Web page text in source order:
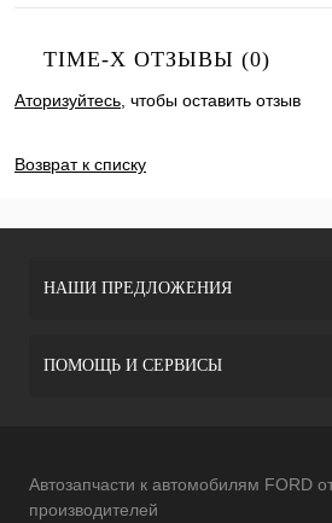
TIME-X ОТЗЫВЫ (0)
Аторизуйтесь , чтобы оставить отзыв
Возврат к списку
НАШИ ПРЕДЛОЖЕНИЯ
ПОМОЩЬ И СЕРВИСЫ
Автозапчасти к автомобилям FORD
производителей